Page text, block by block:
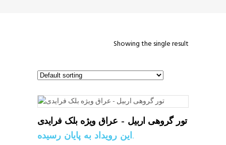
Showing the single result
تور گروهی اربیل – عراق ویژه بلک فرایدی
این رویداد به پایان رسیده.